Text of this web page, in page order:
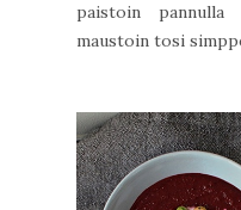
paistoin
maustoin tosi